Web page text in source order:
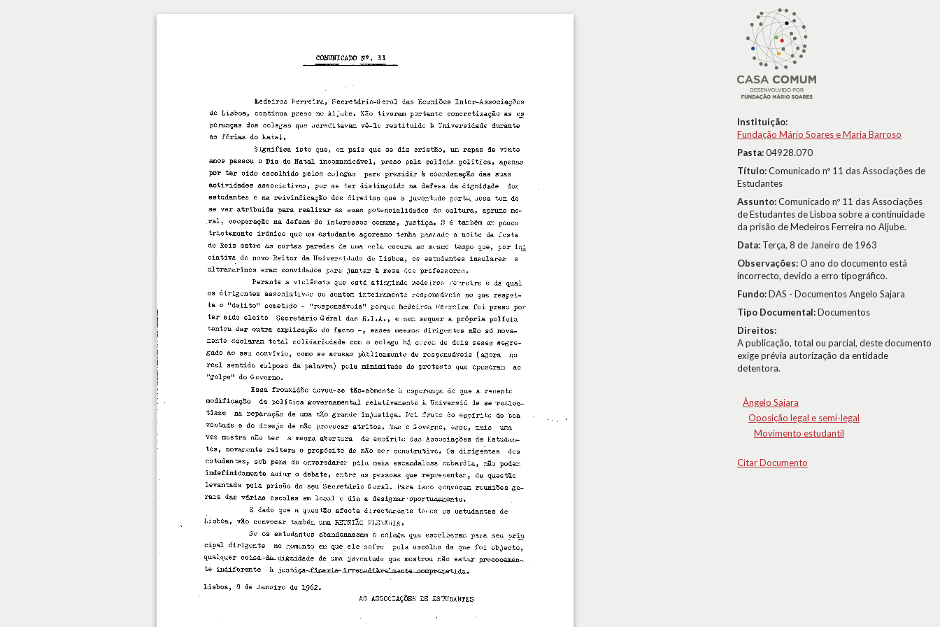
Instituição:
Fundação Mário Soares e Maria Barroso
Pasta:04928.070
Título:Comunicado nº 11 das Associações de
Estudantes
Assunto:Comunicado nº 11 das Associações
de Estudantes de Lisboa sobre a continuidade
da prisão de Medeiros Ferreira no Aljube.
Data: Terça, 8 de Janeiro de 1963
Observações:O ano do documento está
incorrecto, devido a erro tipográfico.
Fundo:DAS - Documentos Angelo Sajara
Tipo Documental:Documentos
Direitos:
A publicação, total ou parcial, deste documento
exige prévia autorização da entidade
detentora.
Ângelo Sajara
Oposição legal e semi-legal
Movimento estudantil
Citar Documento